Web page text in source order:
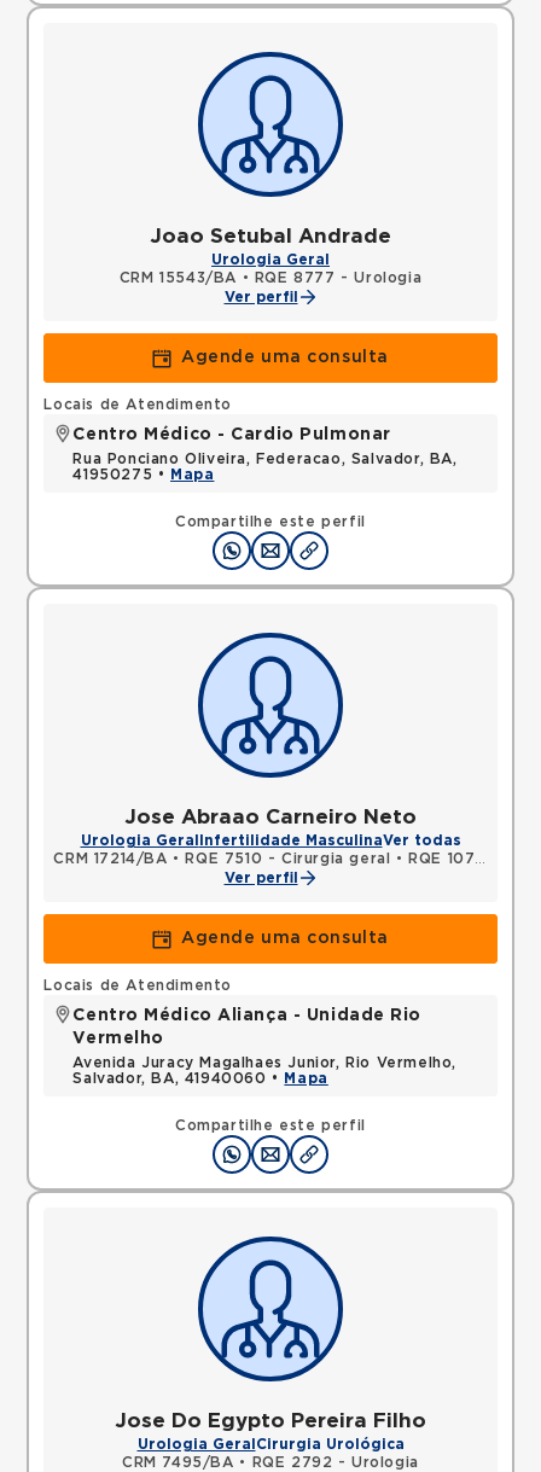
Joao Setubal Andrade
Urologia Geral
CRM 15543/BA •
RQE 8777 - Urologia
Ver perfil
Agende uma consulta
Compartilhe este perfil
Locais de Atendimento
Centro Médico - Cardio Pulmonar
Rua Ponciano Oliveira, Federacao, Salvador, BA,
41950275 •
Mapa
Jose Abraao Carneiro Neto
Urologia Geral Infertilidade MasculinaVer todas
CRM 17214/BA • RQE 7510 - Cirurgia geral •
RQE 10783 - Urologia
Ver perfil
Agende uma consulta
Compartilhe este perfil
Locais de Atendimento
Centro Médico Aliança - Unidade Rio
Vermelho
Avenida Juracy Magalhaes Junior, Rio Vermelho,
Salvador, BA, 41940060 •
Mapa
Jose Do Egypto Pereira Filho
Urologia Geral Cirurgia Urológica
CRM 7495/BA •
RQE 2792 - Urologia